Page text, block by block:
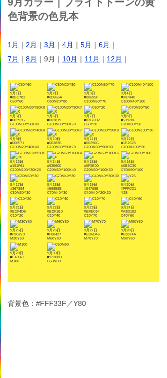
色背景の色見本
1月 ｜ 2月 ｜ 3月 ｜ 4月 ｜ 5月 ｜ 6月 ｜
7月 ｜ 8月 ｜9月｜ 10月 ｜ 11月 ｜ 12月 ｜
9月1日
#8BC782
C50Y60
9月2日
#0D955A
C80M20Y80
9月3日
#00695F
C100M50Y70
9月4日
#007440
C100M40Y100
9月5日
#00292C
C100M30Y50K80
9月6日
#003819
C100M30Y90K70
9月7日
#83CCD2
C50Y20
9月8日
#539286
C70M30Y50
9月9日
#006571
C100M20Y40K40
9月10日
#00383B
C100M30Y50K70
9月11日
#00290C
C100M30Y90K80
9月12日
#1E2678
C100M100Y20
9月13日
#191F61
C100M100Y30K20
9月14日
#935600
C20M60Y100K40
9月15日
#6F3E00
C20M60Y100K60
9月16日
#6B3C30
C70M90Y100
9月17日
#367294
C80M50Y30
9月18日
#56859E
C70M40Y30
9月19日
#84798B
C40M40Y20K30
9月20日
#FFFCD1
Y25
9月21日
#ECF4D9
C10Y20
9月22日
#EDF1B0
C10Y40
9月23日
#EFEC64
C10Y70
9月24日
#A8D182
C40Y60
9月25日
#F9C270
M30Y60
9月26日
#F08437
M60Y80
9月27日
#ED6D46
M70Y70
9月28日
#E8374A
M90Y60
9月29日
#E4007F
M100
9月30日
#92308D
C50M90
背景色：#FFF33F／Y80